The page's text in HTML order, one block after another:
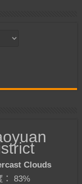
Clouds
： 83%